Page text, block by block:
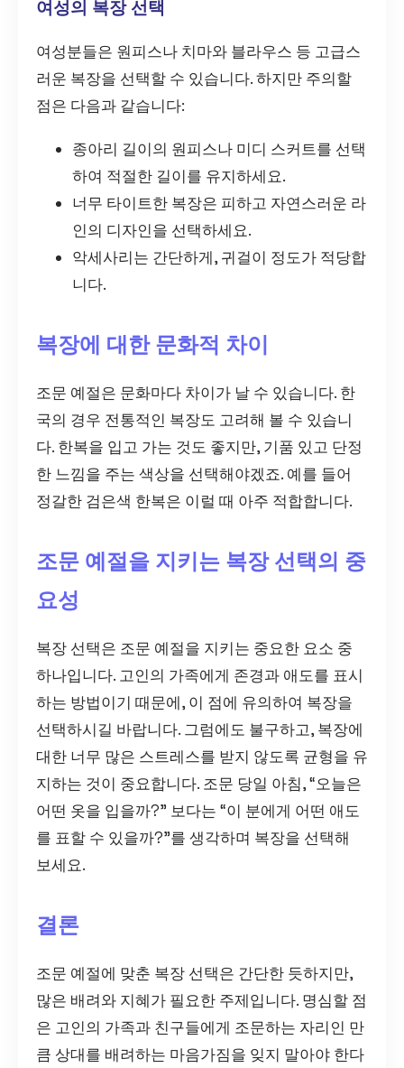
여성의 복장 선택
여성분들은 원피스나 치마와 블라우스 등 고급스
러운 복장을 선택할 수 있습니다. 하지만 주의할
점은 다음과 같습니다:
종아리 길이의 원피스나 미디 스커트를 선택
하여 적절한 길이를 유지하세요.
너무 타이트한 복장은 피하고 자연스러운 라
인의 디자인을 선택하세요.
악세사리는 간단하게, 귀걸이 정도가 적당합
니다.
복장에 대한 문화적 차이
조문 예절은 문화마다 차이가 날 수 있습니다. 한
국의 경우 전통적인 복장도 고려해 볼 수 있습니
다. 한복을 입고 가는 것도 좋지만, 기품 있고 단정
한 느낌을 주는 색상을 선택해야겠죠. 예를 들어
정갈한 검은색 한복은 이럴 때 아주 적합합니다.
조문 예절을 지키는 복장 선택의 중
요성
복장 선택은 조문 예절을 지키는 중요한 요소 중
하나입니다. 고인의 가족에게 존경과 애도를 표시
하는 방법이기 때문에, 이 점에 유의하여 복장을
선택하시길 바랍니다. 그럼에도 불구하고, 복장에
대한 너무 많은 스트레스를 받지 않도록 균형을 유
지하는 것이 중요합니다. 조문 당일 아침, “오늘은
어떤 옷을 입을까?” 보다는 “이 분에게 어떤 애도
를 표할 수 있을까?”를 생각하며 복장을 선택해
보세요.
결론
조문 예절에 맞춘 복장 선택은 간단한 듯하지만,
많은 배려와 지혜가 필요한 주제입니다. 명심할 점
은 고인의 가족과 친구들에게 조문하는 자리인 만
큼 상대를 배려하는 마음가짐을 잊지 말아야 한다